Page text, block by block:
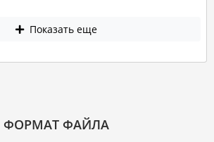
Показать еще
ФОРМАТ ФАЙЛА